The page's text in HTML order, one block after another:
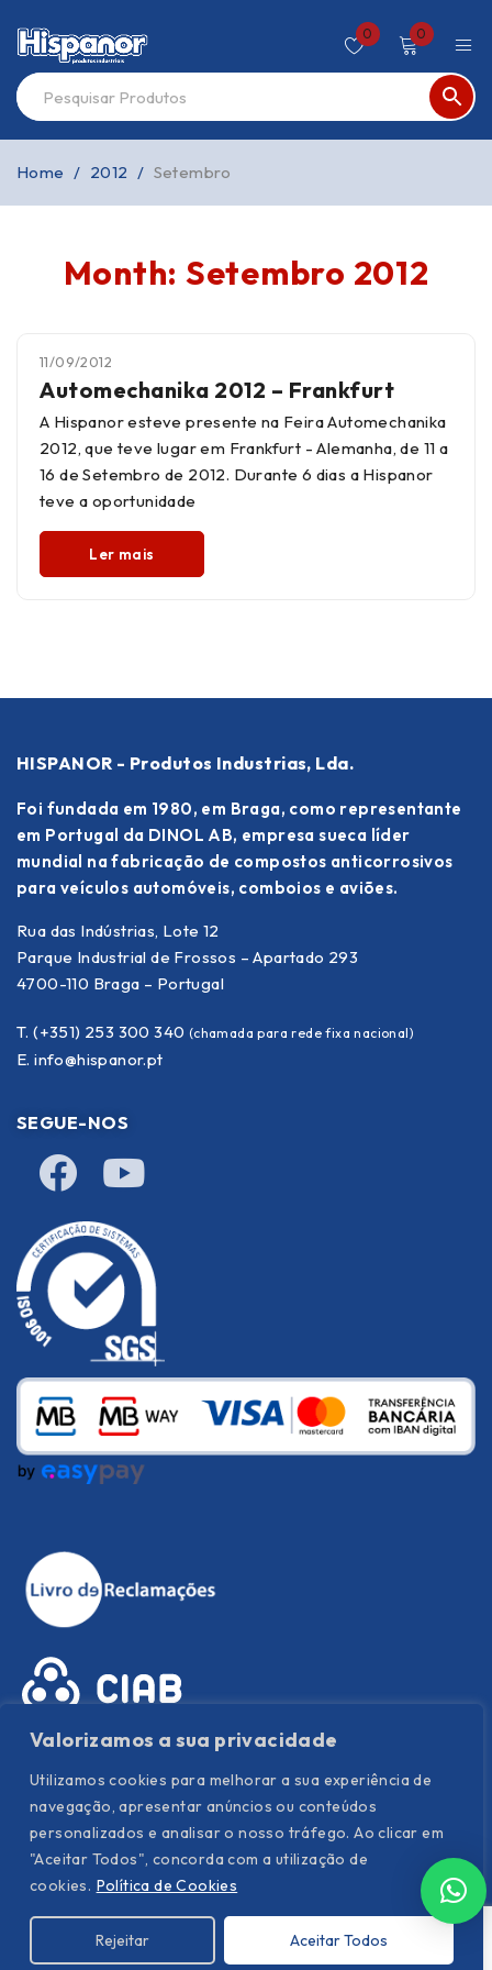
Valorizamos a sua privacidade
Utilizamos cookies para melhorar a sua experiência de
navegação, apresentar anúncios ou conteúdos
personalizados e analisar o nosso tráfego. Ao clicar em
"Aceitar Todos", concorda com a utilização de
cookies. Política de Cookies
Rejeitar Aceitar Todos
0 0
Month: Setembro 2012
Home / 2012 / Setembro
11/09/2012
Automechanika 2012 – Frankfurt
A Hispanor esteve presente na Feira Automechanika
2012, que teve lugar em Frankfurt - Alemanha, de 11 a
16 de Setembro de 2012. Durante 6 dias a Hispanor
teve a oportunidade
Ler mais
HISPANOR - Produtos Industrias, Lda.
Foi fundada em 1980, em Braga, como representante
em Portugal da DINOL AB, empresa sueca líder
mundial na fabricação de compostos anticorrosivos
para veículos automóveis, comboios e aviões.
Rua das Indústrias, Lote 12
Parque Industrial de Frossos – Apartado 293
4700-110 Braga – Portugal
T. (+351) 253 300 340 (chamada para rede fixa nacional)
E. info@hispanor.pt
SEGUE-NOS
Política de Privacidade|Política de Cookies |
Termos e
condições
Hispanor